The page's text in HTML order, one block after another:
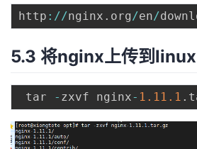
http : //nginx . org/en/
5.3 将nginx上传到
tar - zxvf nginx- 1.11 .1 .